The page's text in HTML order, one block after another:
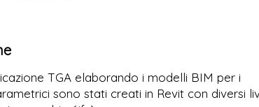
TGA elaborando i modelli BIM per i
sono stati creati in Revit con diversi